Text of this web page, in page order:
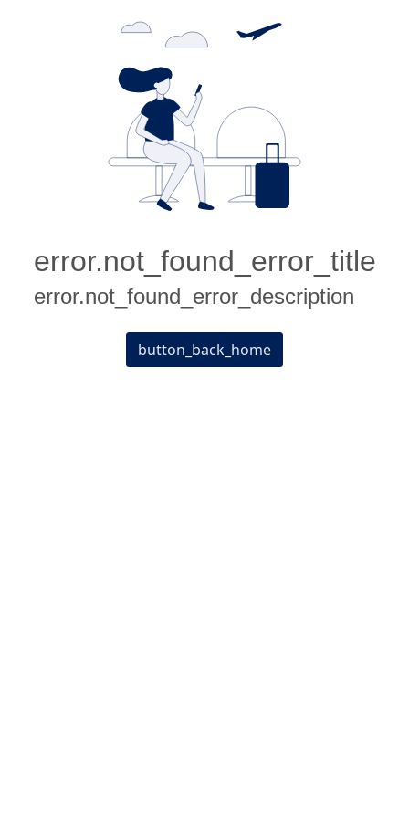
error.not_found_error_title
error.not_found_error_description
button_back_home